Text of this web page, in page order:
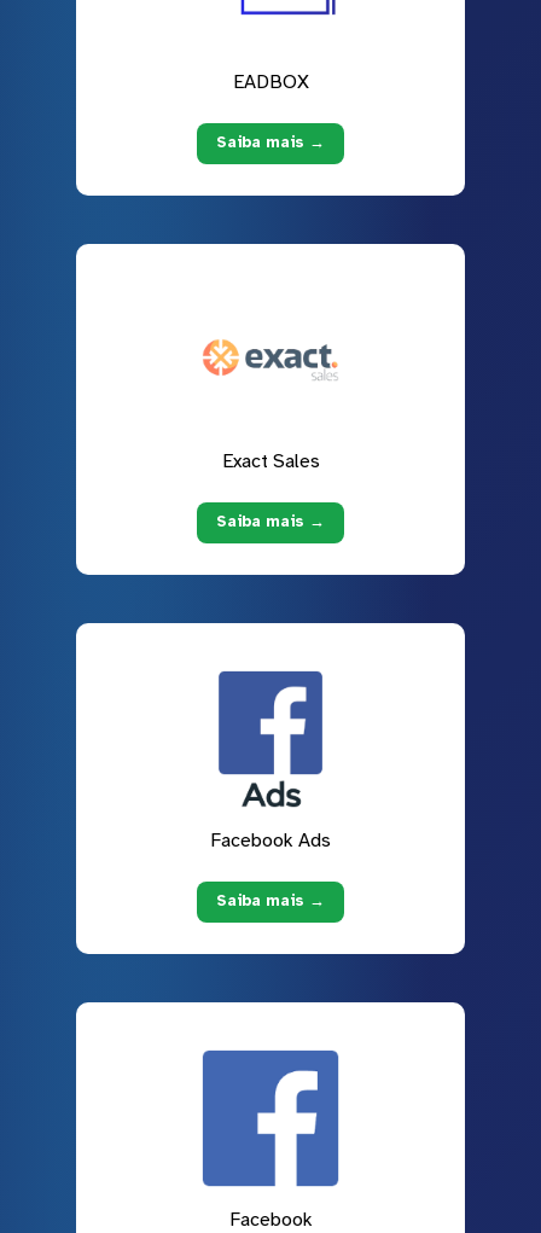
EADBOX
Saiba mais →
Exact Sales
Saiba mais →
Facebook Ads
Saiba mais →
Facebook